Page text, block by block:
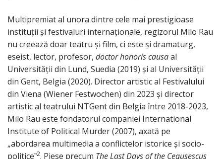
Multipremiat al unora dintre cele mai prestigioase
instituții și festivaluri internaționale, regizorul Milo Rau
nu creează doar teatru și film, ci este și dramaturg,
eseist, lector, profesor, doctor honoris causaal
Universității din Lund, Suedia (2019) și al Universității
din Gent, Belgia (2020). Director artistic al Festivalului
din Viena (Wiener Festwochen) din 2023 și director
artistic al teatrului NTGent din Belgia între 2018-2023,
Milo Rau este fondatorul companiei International
Institute of Political Murder (2007), axată pe
„abordarea multimedia a conflictelor istorice și socio-
politiceˮ2. Piese precum The Last Days of the Ceausescus